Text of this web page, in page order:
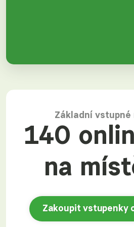
Základní vstupné
140
na
Zakoupit vstupenky